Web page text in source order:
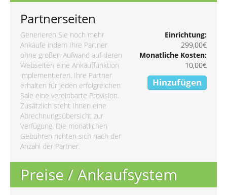
Partnerseiten
Generieren Sie noch mehr
Ankäufe indem Ihre Partner
ohne großen Aufwand auf deren
Webseiten eine Ankauffunktion
implementieren. Ihre Partner
erhalten für jeden erfolgreichen
Sale eine vereinbarte Provision.
Zusätzlich steht Ihnen eine
Abrechnungsübersicht zur
Verfügung. Die monatlichen
Gebühren richten sich nach der
Anzahl der Partner.
Einrichtung:
299,00€
Monatliche Kosten:
10,00€
Hinzufügen
Preise / Ankaufsystem